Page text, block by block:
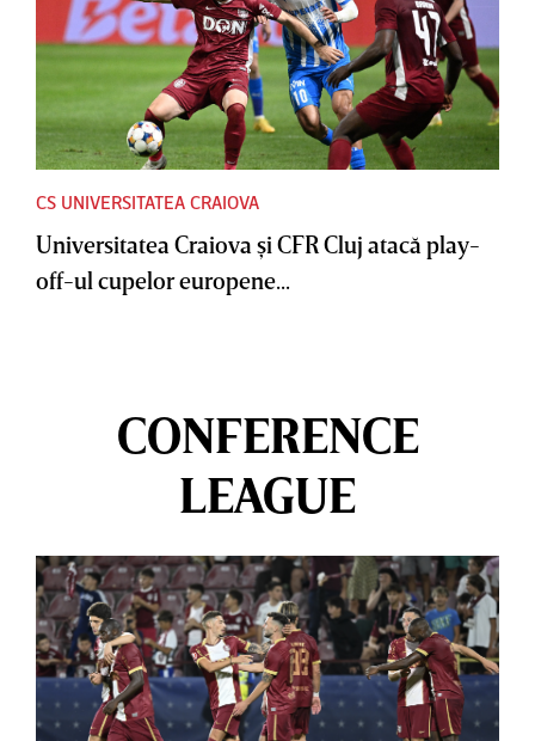
CS UNIVERSITATEA CRAIOVA
Universitatea Craiova şi CFR Cluj atacă play-
off-ul cupelor europene...
CONFERENCE
LEAGUE